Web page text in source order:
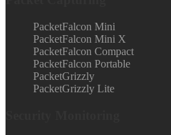
PacketFalcon Mini
PacketFalcon Mini X
PacketFalcon Compact
PacketFalcon Portable
PacketGrizzly
PacketGrizzly Lite